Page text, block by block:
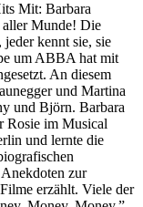
Mit: Barbara
Munde! Die
kennt sie, sie
um ABBA hat mit
An diesem
und Martina
und Björn. Barbara
Rosie im Musical
und lernte die
zur
erzählt. Viele der